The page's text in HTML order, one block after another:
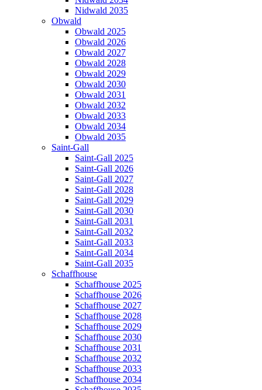
Nidwald 2035
Obwald
Obwald 2025
Obwald 2026
Obwald 2027
Obwald 2028
Obwald 2029
Obwald 2030
Obwald 2031
Obwald 2032
Obwald 2033
Obwald 2034
Obwald 2035
Saint-Gall
Saint-Gall 2025
Saint-Gall 2026
Saint-Gall 2027
Saint-Gall 2028
Saint-Gall 2029
Saint-Gall 2030
Saint-Gall 2031
Saint-Gall 2032
Saint-Gall 2033
Saint-Gall 2034
Saint-Gall 2035
Schaffhouse
Schaffhouse 2025
Schaffhouse 2026
Schaffhouse 2027
Schaffhouse 2028
Schaffhouse 2029
Schaffhouse 2030
Schaffhouse 2031
Schaffhouse 2032
Schaffhouse 2033
Schaffhouse 2034